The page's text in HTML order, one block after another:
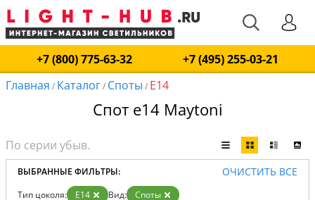
+7 (800) 775-63-32
+7 (495) 255-03-21
Главная / Каталог/ Споты / E14
Спот е14 Maytoni
ВЫБРАННЫЕ ФИЛЬТРЫ: ОЧИСТИТЬ ВСЕ
Тип цоколя: E14 Вид: Споты